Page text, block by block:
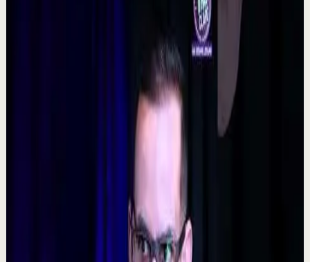
La consecuencia de una falta de desconexión.
#tevasamorir #huracandreyfus #diegodreyfus
Video estándar